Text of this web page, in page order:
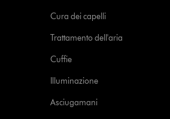
Cura dei capelli
Trattamento dell'aria
Cuffie
Illuminazione
Asciugamani